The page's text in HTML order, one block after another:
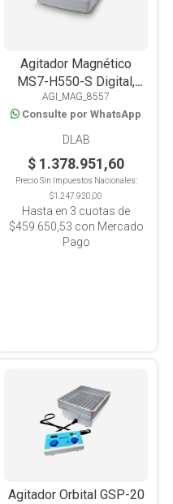
Agitador Magnético
MS7-H550-S Digital,
LED, Con Calefacción,
PT1000, Placa Cerámica,
10L
AGI_MAG_8557
Consulte por WhatsApp
DLAB
$ 1.378.951,60
Precio Sin Impuestos Nacionales:
$1.247.920,00
Hasta en 3 cuotas de
$459.650,53 con Mercado
Pago
Agitador Orbital GSP-20